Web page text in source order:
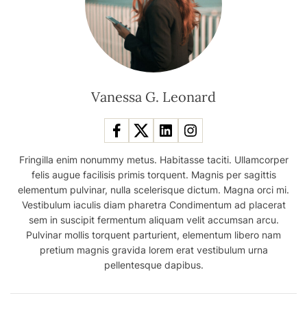
Vanessa G. Leonard
Fringilla enim nonummy metus. Habitasse taciti. Ullamcorper
felis augue facilisis primis torquent. Magnis per sagittis
elementum pulvinar, nulla scelerisque dictum. Magna orci mi.
Vestibulum iaculis diam pharetra Condimentum ad placerat
sem in suscipit fermentum aliquam velit accumsan arcu.
Pulvinar mollis torquent parturient, elementum libero nam
pretium magnis gravida lorem erat vestibulum urna
pellentesque dapibus.